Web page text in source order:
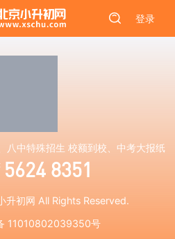
登录
八中特殊招生 校额到校、中考大报纸
5624 8351
升初网 All Rights Reserved.
11010802039350号